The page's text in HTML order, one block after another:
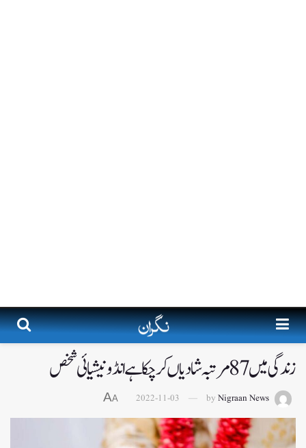
زندگی میں 87 مرتبہ شادیاں کرچکا ہے انڈونیشیائی شخص
by Nigraan News
2022-11-03
A
A